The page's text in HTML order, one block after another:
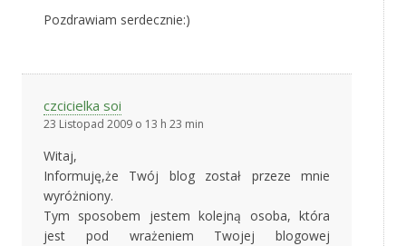
Pozdrawiam serdecznie:)
czcicielka soi
23 Listopad 2009 o 13 h 23 min
Witaj,
Informuję,że Twój blog został przeze mnie
wyróżniony.
Tym sposobem jestem kolejną osoba, która
jest pod wrażeniem Twojej blogowej